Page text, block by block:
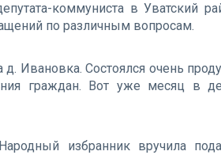
коммуниста в Уватский
по различным вопросам.
Ивановка. Состоялся очень
граждан. Вот уже месяц в
избранник вручила